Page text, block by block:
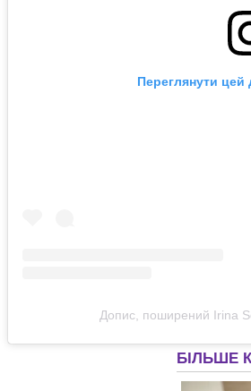
Переглянути
Допис, поширений Irina